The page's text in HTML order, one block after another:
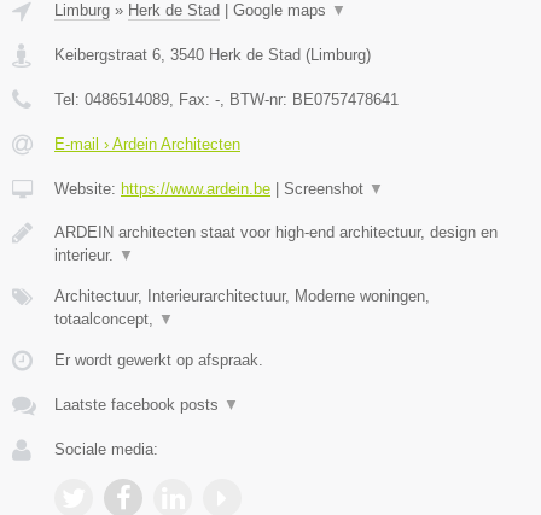
Limburg » Herk de Stad Google maps ▼
Keibergstraat 6, 3540 Herk de Stad (Limburg)
Tel: 0486514089, Fax: -, BTW-nr: BE0757478641
E-mail › Ardein Architecten
Website: https://www.ardein.be Screenshot ▼
ARDEIN architecten staat voor high-end architectuur, design en
interieur. ▼
Architectuur, Interieurarchitectuur, Moderne woningen,
totaalconcept, ▼
Er wordt gewerkt op afspraak.
Laatste facebook posts ▼
Sociale media: